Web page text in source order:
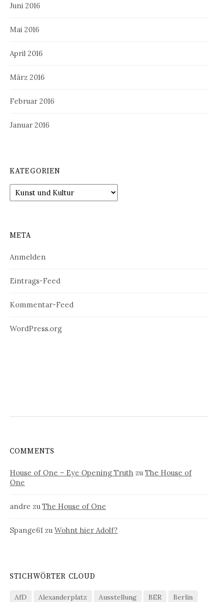
Juni 2016
Mai 2016
April 2016
März 2016
Februar 2016
Januar 2016
KATEGORIEN
Kategorien
META
Anmelden
Eintrags-Feed
Kommentar-Feed
WordPress.org
COMMENTS
House of One – Eye Opening Truth zu The House of
One
andre zu The House of One
Spange61 zu Wohnt hier Adolf?
STICHWÖRTER CLOUD
AfD Alexanderplatz Ausstellung BER
Berlin